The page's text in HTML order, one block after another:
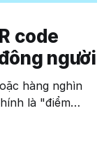
code
người
hàng nghìn
là "điểm
vài giây mỗi